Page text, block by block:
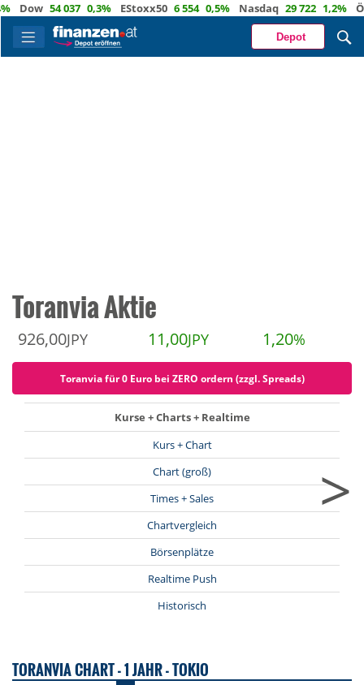
54 037 0,3% EStoxx50 6 554 0,5% Nasdaq 29 722 1,2% Öl
Depot
Toranvia Aktie
926,00JPY 11,00JPY 1,20%
Toranvia für 0 Euro bei ZERO ordern (zzgl. Spreads)
Kurse + Charts + Realtime
Kurs + Chart
Chart (groß)
Times + Sales
Chartvergleich
Börsenplätze
Realtime Push
Historisch
>
TORANVIA CHART - 1 JAHR - TOKIO